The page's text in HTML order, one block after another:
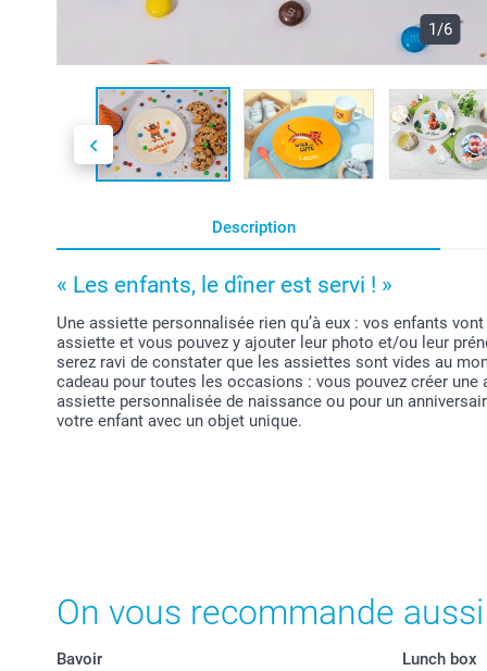
1/6
Description
« Les enfants, le dîner est servi ! »
Une assiette personnalisée rien qu’à eux : vos enfants
assiette et vous pouvez y ajouter leur photo et/ou leur
serez ravi de constater que les assiettes sont vides au
cadeau pour toutes les occasions : vous pouvez créer
assiette personnalisée de naissance ou pour un
votre enfant avec un objet unique.
On vous recommande aussi
Bavoir Lunch box